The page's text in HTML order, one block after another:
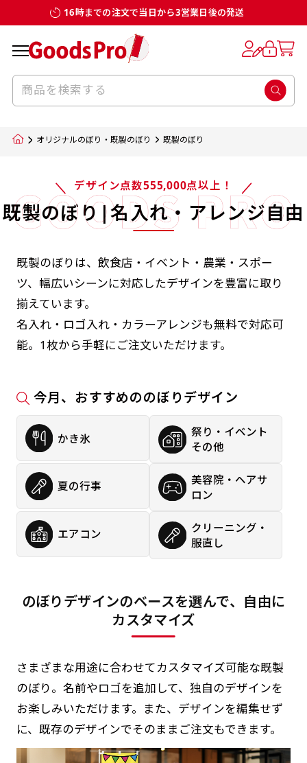
16時までの注文で当日から3営業日後の発送
オリジナルのぼり・既製のぼり 既製のぼり
デザイン点数555,000点以上！
既製のぼり|名入れ・アレンジ自由
既製のぼりは、飲食店・イベント・農業・スポー
ツ、幅広いシーンに対応したデザインを豊富に取り
揃えています。
名入れ・ロゴ入れ・カラーアレンジも無料で対応可
能。1枚から手軽にご注文いただけます。
今月、おすすめののぼりデザイン
かき氷
祭り・イベント
その他
夏の行事
美容院・ヘアサ
ロン
エアコン
クリーニング・
服直し
のぼりデザインのベースを選んで、自由に
カスタマイズ
さまざまな用途に合わせてカスタマイズ可能な既製
のぼり。名前やロゴを追加して、独自のデザインを
お楽しみいただけます。また、デザインを編集せず
に、既存のデザインでそのままご注文もできます。